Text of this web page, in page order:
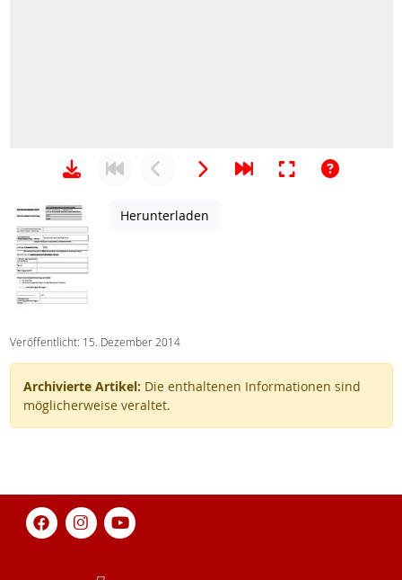
Herunterladen
Veröffentlicht: 15. Dezember 2014
Archivierte Artikel: Die enthaltenen Informationen sind
möglicherweise veraltet.